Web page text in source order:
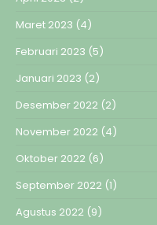
Maret 2023 (4)
Februari 2023 (5)
Januari 2023 (2)
Desember 2022 (2)
November 2022 (4)
Oktober 2022 (6)
September 2022 (1)
Agustus 2022 (9)